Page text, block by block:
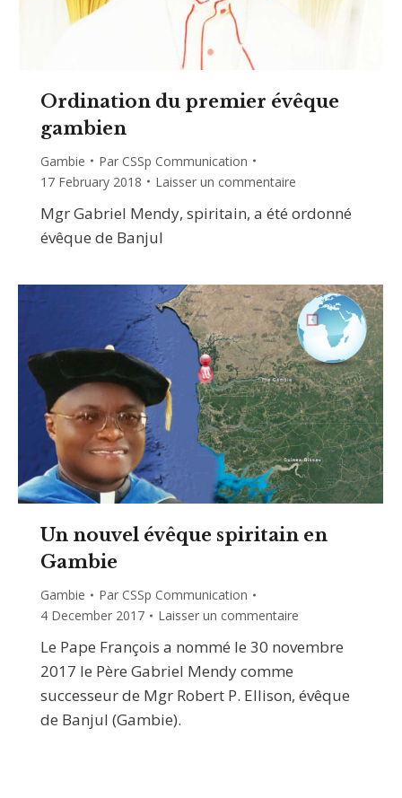
Ordination du premier évêque
gambien
Gambie Par CSSp Communication
17 February 2018
Laisser un commentaire
Mgr Gabriel Mendy, spiritain, a été ordonné
évêque de Banjul
Un nouvel évêque spiritain en
Gambie
Gambie Par CSSp Communication
4 December 2017
Laisser un commentaire
Le Pape François a nommé le 30 novembre
2017 le Père Gabriel Mendy comme
successeur de Mgr Robert P. Ellison, évêque
de Banjul (Gambie).